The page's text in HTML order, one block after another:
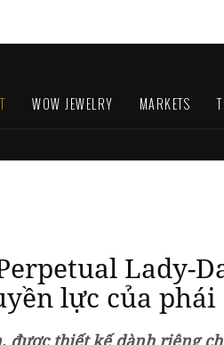
WOW JEWELRY MARKETS
Lady-
lực của phái
được thiết kế dành riêng